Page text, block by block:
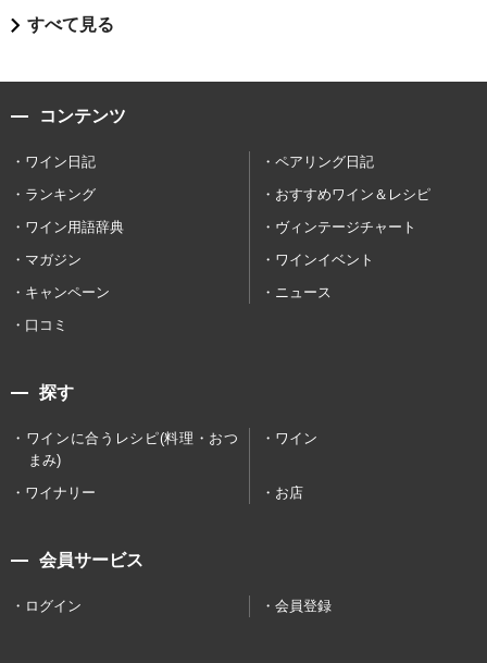
すべて見る
コンテンツ
ワイン日記
ペアリング日記
ランキング
おすすめワイン＆レシピ
ワイン用語辞典
ヴィンテージチャート
マガジン
ワインイベント
キャンペーン
ニュース
口コミ
探す
ワインに合うレシピ(料理・おつ
まみ)
ワイン
ワイナリー お店
会員サービス
ログイン 会員登録